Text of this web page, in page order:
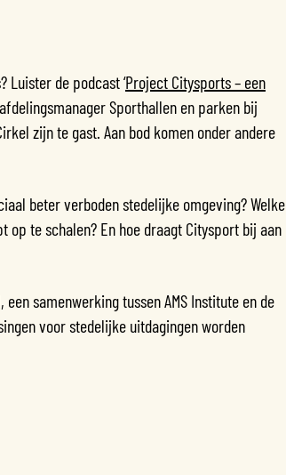
Luister de podcast ‘Project Citysports – een
afdelingsmanager Sporthallen en parken bij
zijn te gast. Aan bod komen onder andere
beter verboden stedelijke omgeving? Welke
te schalen? En hoe draagt Citysport bij aan
een samenwerking tussen AMS Institute en de
voor stedelijke uitdagingen worden